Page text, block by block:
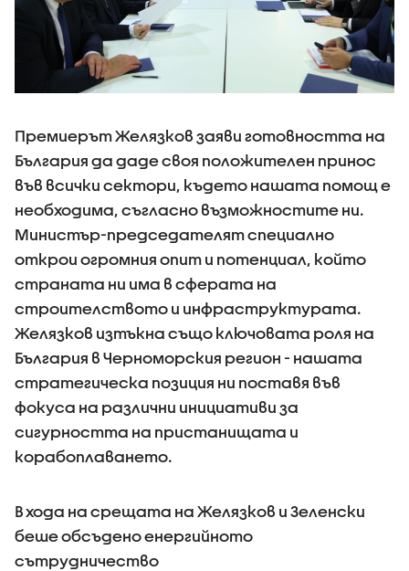
Премиерът Желязков заяви готовността на
България да даде своя положителен принос
във всички сектори, където нашата помощ е
необходима, съгласно възможностите ни.
Министър-председателят специално
открои огромния опит и потенциал, който
страната ни има в сферата на
строителството и инфраструктурата.
Желязков изтъкна също ключовата роля на
България в Черноморския регион - нашата
стратегическа позиция ни поставя във
фокуса на различни инициативи за
сигурността на пристанищата и
корабоплаването.
В хода на срещата на Желязков и Зеленски
беше обсъдено енергийното
сътрудничество